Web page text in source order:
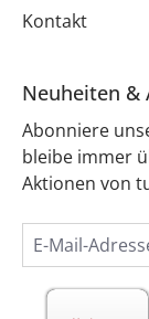
Kontakt
Neuheiten &
Abonniere
bleibe immer
Aktionen von